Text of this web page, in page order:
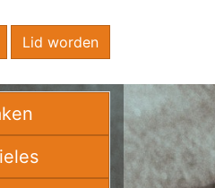
Lid worden